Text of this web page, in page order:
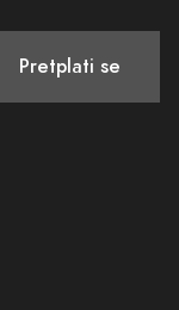
ovu ekskluzivnu
Pretplati se